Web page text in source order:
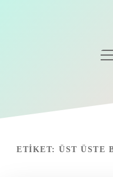
Gizlilik Politikası
aç
ETIKET: ÜST ÜSTE